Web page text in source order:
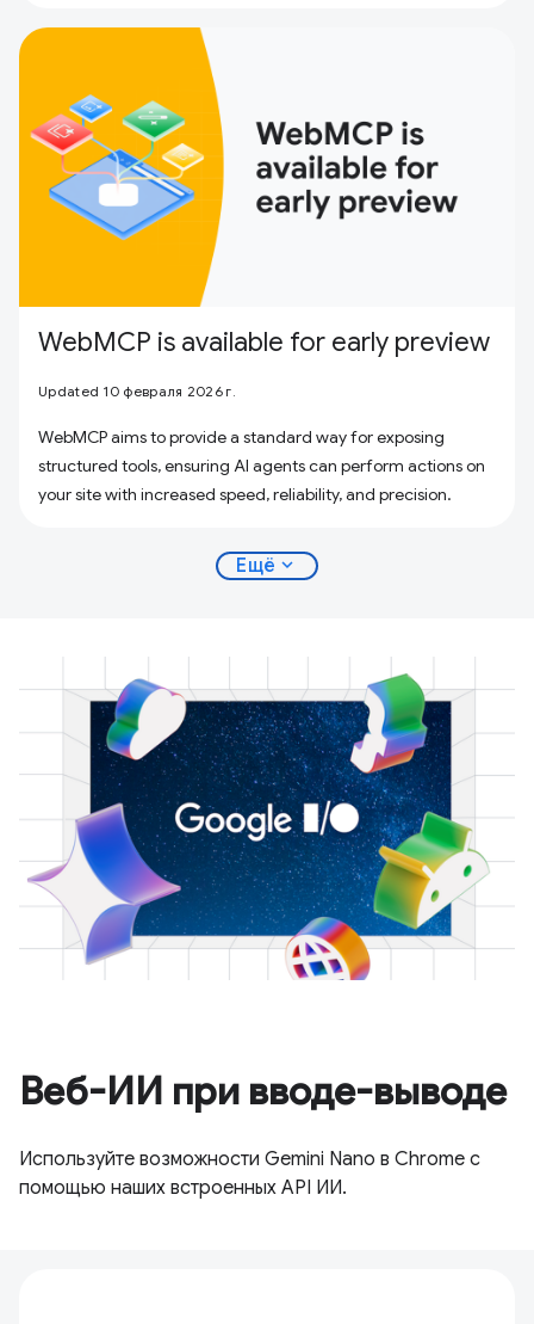
WebMCP is available for early preview
Updated 10 февраля 2026 г.
WebMCP aims to provide a standard way for exposing
structured tools, ensuring AI agents can perform actions on
your site with increased speed, reliability, and precision.
Ещё expand_more
Веб-ИИ при вводе-выводе
Используйте возможности Gemini Nano в Chrome с
помощью наших встроенных API ИИ.